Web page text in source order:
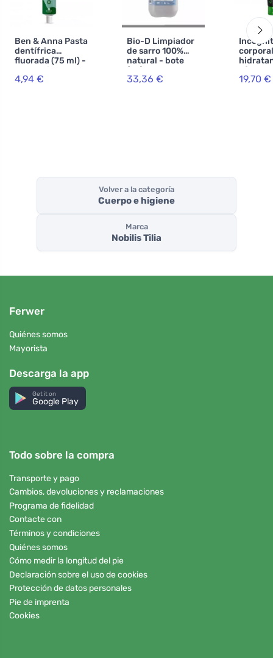
Ben & Anna Pasta
dentífrica
fluorada (75 ml) -
Spearmint - con
menta fresca
4,94 €
Bio-D Limpiador
de sarro 100%
natural - bote
(5L)
33,36 €
corporal
efecto
(100
19,70 €
Volver a la categoría
Cuerpo e higiene
Marca
Nobilis Tilia
Ferwer
Quiénes somos
Mayorista
Descarga la app
Get it on
Google Play
Todo sobre la compra
Transporte y pago
Cambios, devoluciones y reclamaciones
Programa de fidelidad
Contacte con
Términos y condiciones
Quiénes somos
Cómo medir la longitud del pie
Declaración sobre el uso de cookies
Protección de datos personales
Pie de imprenta
Cookies